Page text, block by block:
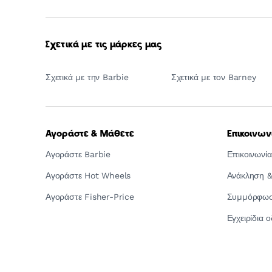
Σχετικά με τις μάρκες μας
Σχετικά με την Barbie Σχετικά με τον Barney
Αγοράστε & Μάθετε
Αγοράστε Barbie
Αγοράστε Hot Wheels
Αγοράστε Fisher-Price
Επικοινωνία
Ανάκληση
Εγχειρίδια